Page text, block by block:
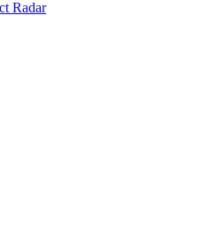
Radar